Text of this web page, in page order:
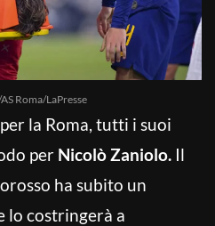
Roma/LaPresse
la Roma, tutti i suoi
per Nicolò Zaniolo. Il
ha subito un
costringerà a